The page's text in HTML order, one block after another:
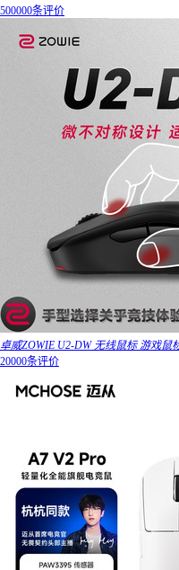
500000条评价
卓威ZOWIE U2-DW 无线鼠标 游戏鼠
20000条评价